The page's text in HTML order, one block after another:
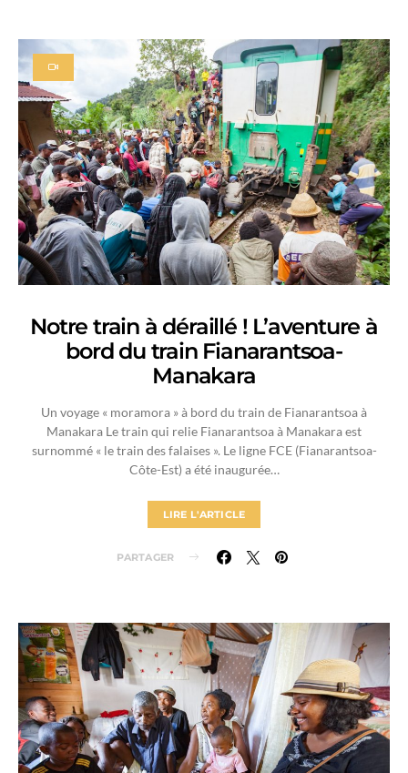
Notre train à déraillé ! L’aventure à
bord du train Fianarantsoa-
Manakara
Un voyage « moramora » à bord du train de Fianarantsoa à
Manakara Le train qui relie Fianarantsoa à Manakara est
surnommé « le train des falaises ». Le ligne FCE (Fianarantsoa-
Côte-Est) a été inaugurée…
LIRE L'ARTICLE
PARTAGER